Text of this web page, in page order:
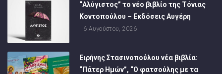
“Αλύγιστος” το νέο βιβλίο της Τόνιας
Κοντοπούλου – Εκδόσεις Αυγέρη
6 Αυγούστου, 2026
Ειρήνης Στασινοπούλου νέα βιβλία:
“Πάτερ Ημών”, “Ο φατσούλης με τα